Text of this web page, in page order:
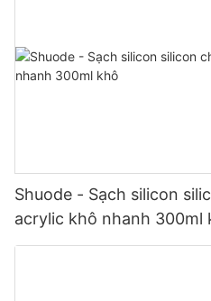
Shuode - Sạch silicon
acrylic khô nhanh 300ml